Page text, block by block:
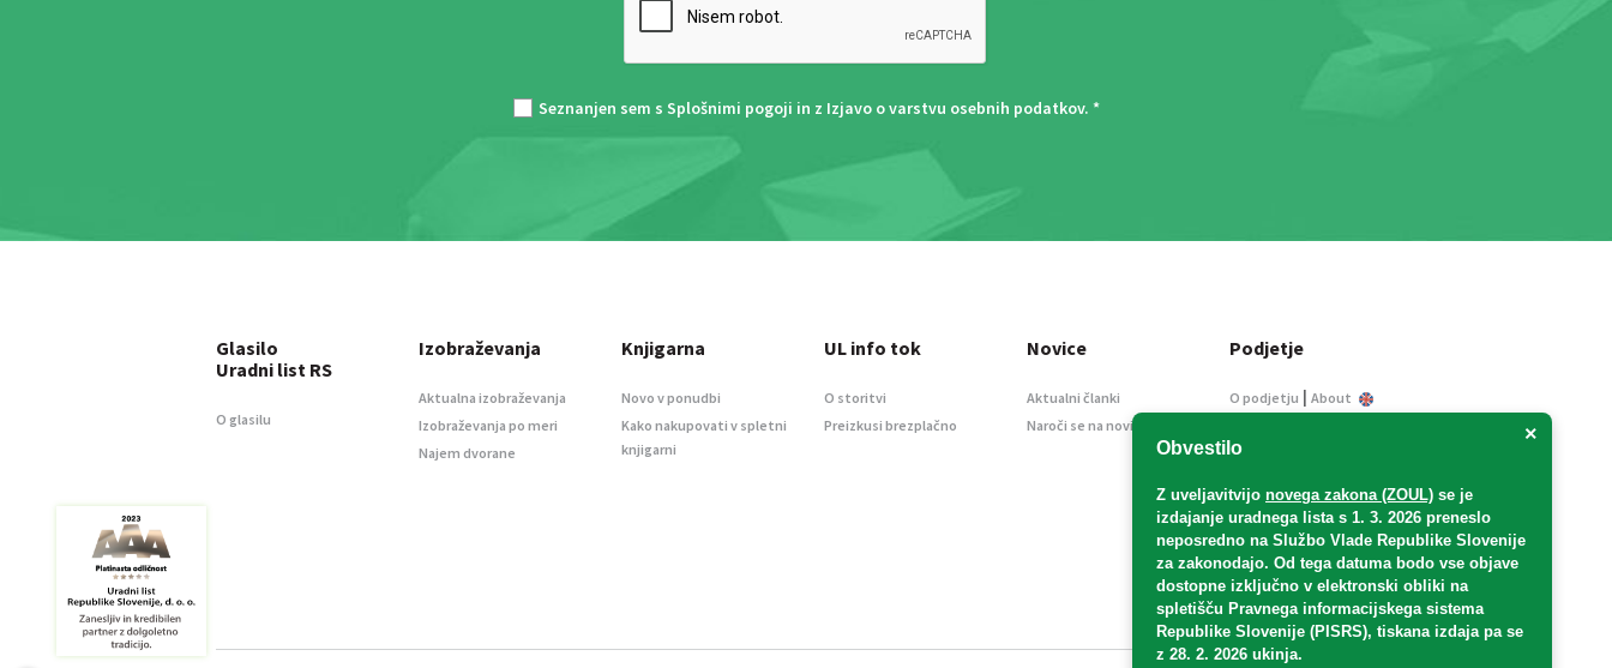
Seznanjen sem s Splošnimi pogoji in z Izjavo o varstvu osebnih podatkov. *
×
Obvestilo
Z uveljavitvijo novega zakona (ZOUL) se je
izdajanje uradnega lista s 1. 3. 2026 preneslo
neposredno na Službo Vlade Republike Slovenije
za zakonodajo. Od tega datuma bodo vse objave
dostopne izključno v elektronski obliki na
spletišču Pravnega informacijskega sistema
Republike Slovenije (PISRS), tiskana izdaja pa se
z 28. 2. 2026 ukinja.
Glasilo
Uradni list RS
O glasilu
Izobraževanja
Aktualna izobraževanja
Izobraževanja po meri
Najem dvorane
Knjigarna
Novo v ponudbi
Kako nakupovati v spletni
knjigarni
UL info tok
O storitvi
Preizkusi brezplačno
Novice
Aktualni članki
Naroči se na novice
Podjetje
O podjetju | About
Informacije javnega
Oglaševanje
Splošni pogoji
Izjava o varstvu osebnih
podatkov
E-dražbe